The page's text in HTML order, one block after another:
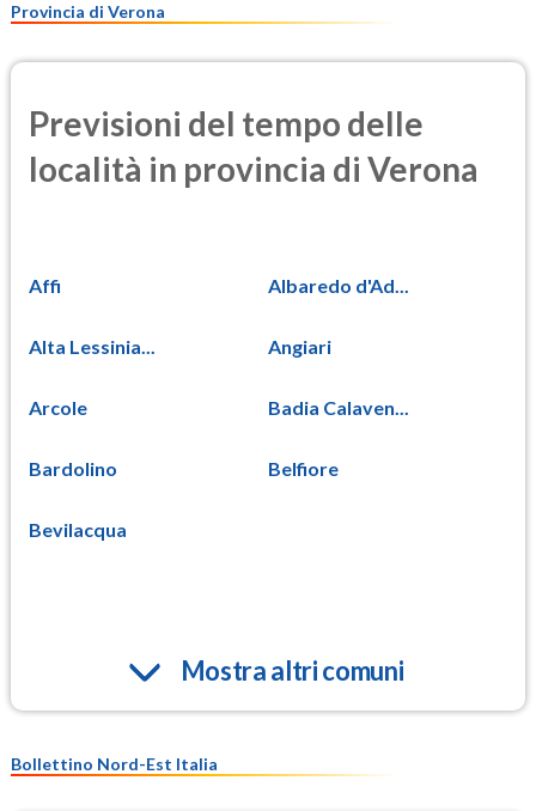
Provincia di Verona
Previsioni del tempo delle
località in provincia di Verona
Affi Albaredo d'Ad...
Alta Lessinia... Angiari
Arcole Badia Calaven...
Bardolino Belfiore
Bevilacqua
Mostra altri comuni
Bollettino Nord-Est Italia